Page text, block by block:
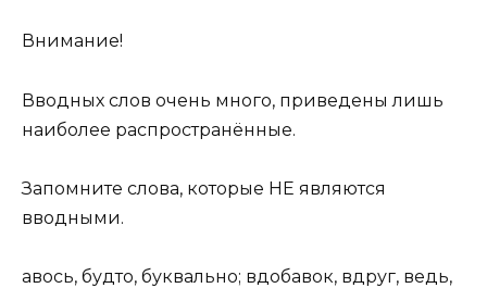
Внимание!
Вводных слов очень много, приведены лишь
наиболее распространённые.
Запомните слова, которые НЕ являются
вводными.
авось, будто, буквально; вдобавок, вдруг, ведь,